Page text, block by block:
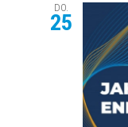
DO.
25